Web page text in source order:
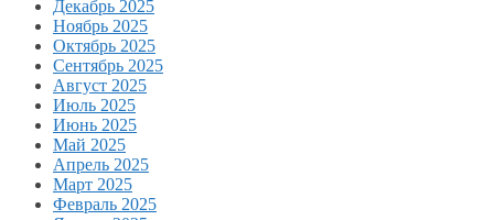
Декабрь 2025
Ноябрь 2025
Октябрь 2025
Сентябрь 2025
Август 2025
Июль 2025
Июнь 2025
Май 2025
Апрель 2025
Март 2025
Февраль 2025